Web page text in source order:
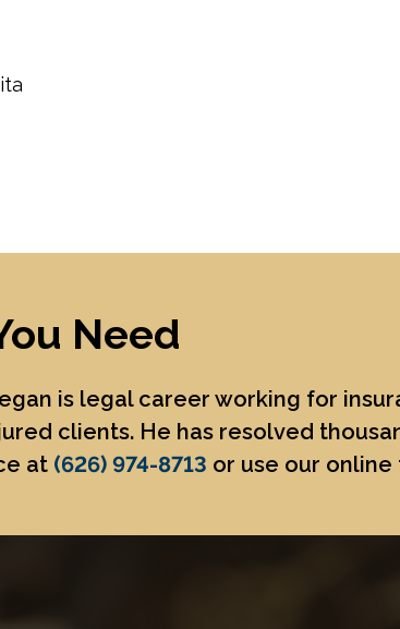
Need
is legal career working for
clients. He has resolved
at (626) 974-8713 or use our online